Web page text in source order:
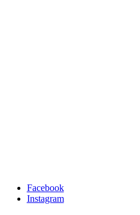
Facebook
Instagram